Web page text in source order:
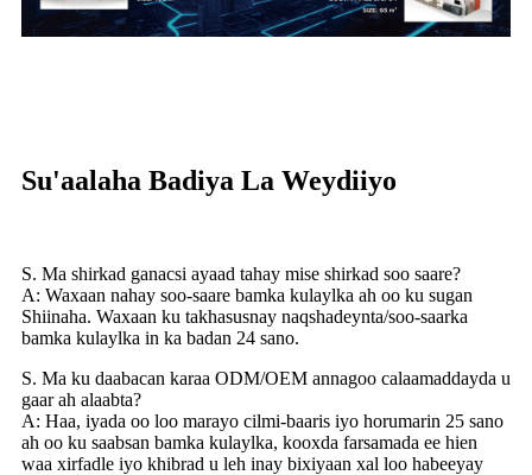
Su'aalaha Badiya La Weydiiyo
S. Ma shirkad ganacsi ayaad tahay mise shirkad soo saare?
A: Waxaan nahay soo-saare bamka kulaylka ah oo ku sugan
Shiinaha. Waxaan ku takhasusnay naqshadeynta/soo-saarka
bamka kulaylka in ka badan 24 sano.
S. Ma ku daabacan karaa ODM/OEM annagoo calaamaddayda u
gaar ah alaabta?
A: Haa, iyada oo loo marayo cilmi-baaris iyo horumarin 25 sano
ah oo ku saabsan bamka kulaylka, kooxda farsamada ee hien
waa xirfadle iyo khibrad u leh inay bixiyaan xal loo habeeyay